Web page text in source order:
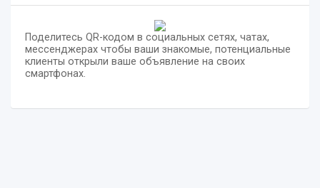
Поделитесь QR-кодом в социальных сетях, чатах,
мессенджерах чтобы ваши знакомые, потенциальные
клиенты открыли ваше объявление на своих
смартфонах.